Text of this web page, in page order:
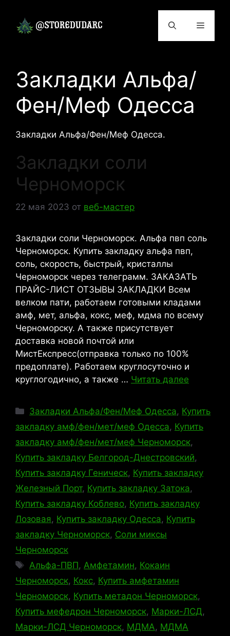
содержимому
Меню
Закладки Альфа/
Фен/Меф Одесса
Закладки Альфа/Фен/Меф Одесса.
Закладки соли
Черноморск
22 мая 2023 от веб-мастер
Закладки соли Черноморск. Альфа пвп соль
Черноморск. Купить закладку альфа пвп,
соль, скорость, быстрый, кристаллы
Черноморск через телеграмм. ЗАКАЗАТЬ
ПРАЙС-ЛИСТ ОТЗЫВЫ ЗАКЛАДКИ Всем
велком пати, работаем готовыми кладами
амф, мет, альфа, кокс, меф, мдма по всему
Черноморску. А также присутствует
доставка новой почтой или
МистЕкспресс(отправка только по 100%
предоплате). Работаем круглосуточно и
круглогодично, а также … Читать далее
Рубрики
Закладки Альфа/Фен/Меф Одесса, Купить
закладку амф/фен/мет/меф Одесса, Купить
закладку амф/фен/мет/меф Черноморск,
Купить закладку Белгород-Днестровский,
Купить закладку Геническ, Купить закладку
Железный Порт, Купить закладку Затока,
Купить закладку Коблево, Купить закладку
Лозовая, Купить закладку Одесса, Купить
закладку Черноморск, Соли миксы
Черноморск
Метки
Альфа-ПВП, Амфетамин, Кокаин
Черноморск, Кокс, Купить амфетамин
Черноморск, Купить метадон Черноморск,
Купить мефедрон Черноморск, Марки-ЛСД,
Марки-ЛСД Черноморск, МДМА, МДМА